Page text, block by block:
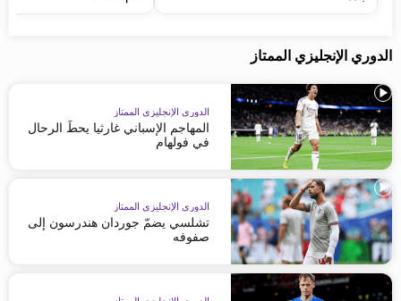
الدوري الإنجليزي الممتاز
الدوري الإنجليزي الممتاز
المهاجم الإسباني غارثيا يحطّ الرحال
في فولهام
الدوري الإنجليزي الممتاز
تشلسي يضمّ جوردان هندرسون إلى
صفوفه